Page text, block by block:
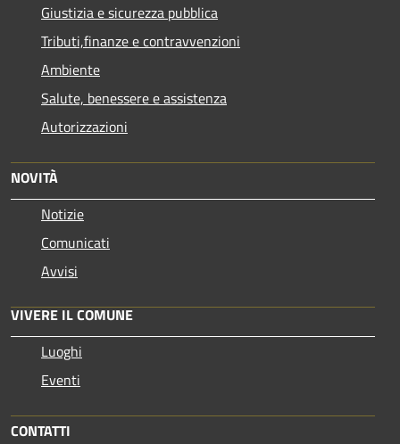
Giustizia e sicurezza pubblica
Tributi,finanze e contravvenzioni
Ambiente
Salute, benessere e assistenza
Autorizzazioni
NOVITÀ
Notizie
Comunicati
Avvisi
VIVERE IL COMUNE
Luoghi
Eventi
CONTATTI